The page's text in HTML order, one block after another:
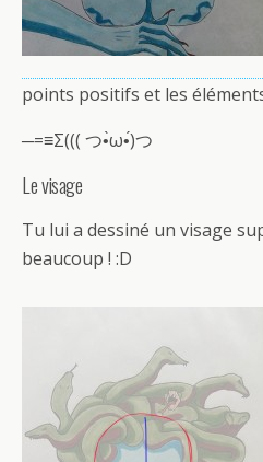
points positifs et les
─=≡Σ((( つ•̀ω•́)つ
Le visage
Tu lui a dessiné un visage
beaucoup ! :D